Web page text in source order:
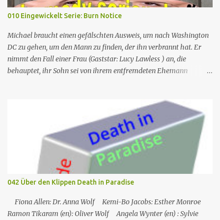
Stevenson Lothar Mann – Captain B.J. Hunnicutt Mike Farrell Jörg
Hengstler Norbert Langer Colonel Sherman Potter Harry Morgan
Hans Nitschke Erich Räuker Heinz Giese Major Frank
„Frettchengesicht“ Burns Larry Linville Uwe Paulsen (...
010 Eingewickelt Serie: Burn Notice
Michael braucht einen gefälschten Ausweis, um nach Washington
DC zu gehen, um den Mann zu finden, der ihn verbrannt hat. Er
nimmt den Fall einer Frau (Gaststar: Lucy Lawless ) an, die
behauptet, ihr Sohn sei von ihrem entfremdeten Ehemann
zu entdecken, dass die Frau wirklich ein Attentäter ist, der
geschickt wurde, um den Mann zu töten. Während Sam und Fiona
den Mann in Sicherheit bringen, findet Michael den Attentäter in
der Nähe und nimmt sie gefangen, doch sie beschließt, in den Tod
zu springen, anstatt ins Gefängnis zu gehen. Am Ende ist Michaels
ganze Arbeit umsonst, als Sam ihm sagt, dass der Mann, der ihn
verbrannt hat, nach Miami kommt. Nr. (ges.) 10 Deutscher Titel
Eingewickelt Serie Burn notice Staffel Staffel 1 Nr. (St.) 10 Original­
titel False Flag Erstaus­strahlung USA 13. Sep. 2007 Deutsch­
sprachige Erstaus­strahl...
042 Über den Klippen Death in Paradise
Fiona Allen: Dr. Anna Wolf Kemi-Bo Jacobs: Esther Monroe
Ramon Tikaram (en): Oliver Wolf Angela Wynter (en) : Sylvie